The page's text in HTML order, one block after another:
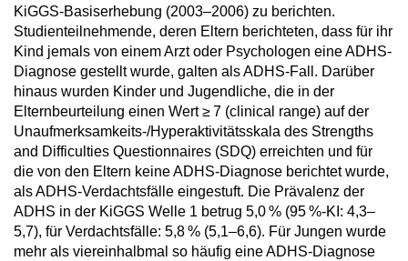
KiGGS-Basiserhebung (2003–2006) zu berichten.
Studienteilnehmende, deren Eltern berichteten, dass für ihr
Kind jemals von ei­nem Arzt oder Psychologen eine ADHS-
Diag­nose gestellt wurde, galten als ADHS-Fall. Darüber
hinaus wurden Kinder und Jugendliche, die in der
Elternbeurteilung einen Wert ≥ 7 (clinical range) auf der
Unaufmerksamkeits-/Hyperaktivitätsskala des Strengths
and Difficulties Questionnaires (SDQ) erreichten und für
die von den Eltern keine ADHS-Diagnose berichtet wurde,
als ADHS-Verdachtsfälle eingestuft. Die Prävalenz der
ADHS in der KiGGS Welle 1 betrug 5,0 % (95 %-KI: 4,3–
5,7), für Verdachtsfälle: 5,8 % (5,1–6,6). Für Jungen wurde
mehr als viereinhalbmal so häufig eine ADHS-Diagnose